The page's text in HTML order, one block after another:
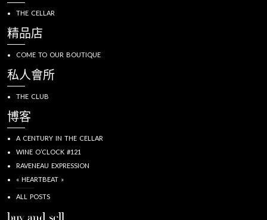
THE CELLAR
精品店
COME TO OUR BOUTIQUE
私人會所
THE CLUB
博客
A CENTURY IN THE CELLAR
WINE O’CLOCK #121
RAVENEAU EXPRESSION
« HEARTBEAT »
ALL POSTS